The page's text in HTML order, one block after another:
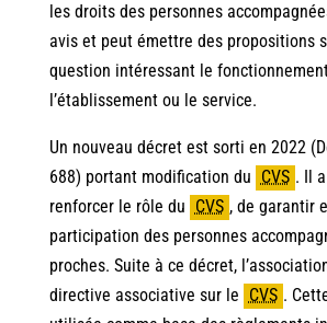
les droits des personnes
avis et peut émettre des propositions
question intéressant le
l’établissement ou le service.
Un nouveau décret est sorti en 2022
688) portant modification du CVS . Il
renforcer le rôle du CVS ,de garantir
participation des personnes
proches. Suite à ce décret,
directive associative sur le CVS .